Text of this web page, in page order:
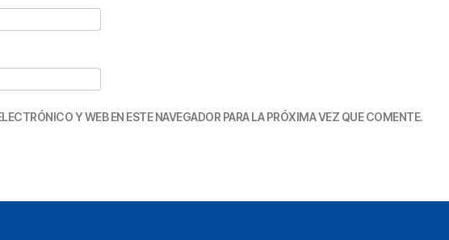
Y WEB EN ESTE NAVEGADOR PARA LA PRÓXIMA VEZ QUE COMENTE.